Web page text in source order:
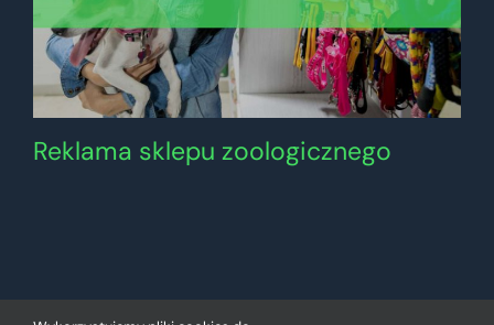
Reklama sklepu zoologicznego